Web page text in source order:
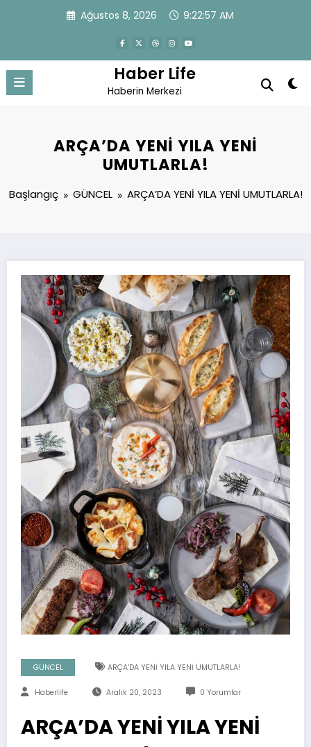
Ağustos 8, 2026 9:22:57 AM
Haber Life
Haberin Merkezi
ARÇA’DA YENİ YILA YENİ
UMUTLARLA!
Başlangıç GÜNCEL ARÇA’DA YENİ YILA YENİ UMUTLARLA!
GÜNCEL ARÇA’DA YENİ YILA YENİ UMUTLARLA!
Haberlife Aralık 20, 2023 0 Yorumlar
ARÇA’DA YENİ YILA YENİ